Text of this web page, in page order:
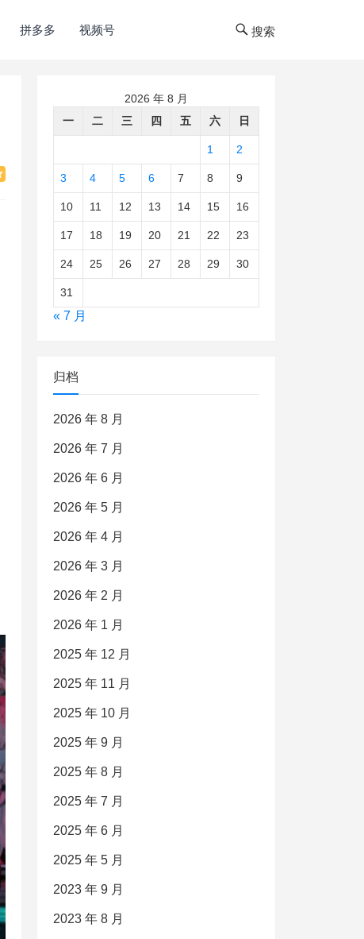
拼多多 视频号 搜索
2026 年 8 月
一
二 三 四 五 六 日
1 2
3 4 5 6 7 8 9
10 11 12 13 14 15 16
17 18 19 20 21 22 23
24 25 26 27 28 29 30
31
« 7 月
归档
2026 年 8 月
2026 年 7 月
2026 年 6 月
2026 年 5 月
2026 年 4 月
2026 年 3 月
2026 年 2 月
2026 年 1 月
2025 年 12 月
2025 年 11 月
2025 年 10 月
2025 年 9 月
2025 年 8 月
2025 年 7 月
2025 年 6 月
2025 年 5 月
2023 年 9 月
2023 年 8 月